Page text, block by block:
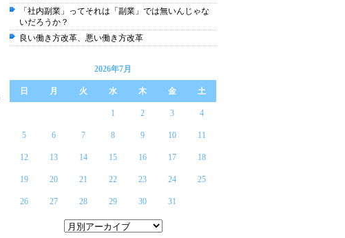
「社内副業」ってそれは「副業」では無いんじゃな
いだろうか？
良い働き方改革、悪い働き方改革
2026年7月
日 月 火 水 木 金 土
1 2 3 4
5 6 7 8 9 10 11
12 13 14 15 16 17 18
19 20 21 22 23 24 25
26 27 28 29 30 31